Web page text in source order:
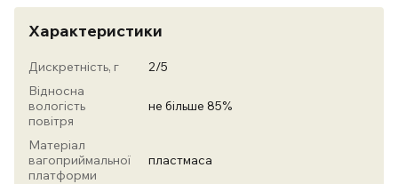
Характеристики
Дискретність, г
2/5
Відносна
вологість
повітря
не більше 85%
Матеріал
вагоприймальної
платформи
пластмаса